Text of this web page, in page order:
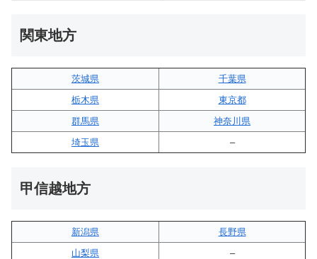
関東地方
茨城県
千葉県
栃木県
東京都
群馬県
神奈川県
埼玉県
–
甲信越地方
新潟県
長野県
山梨県
–